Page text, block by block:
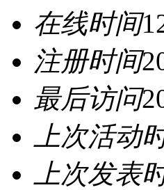
在线时间
注册时间
最后访问
上次活动
上次发表